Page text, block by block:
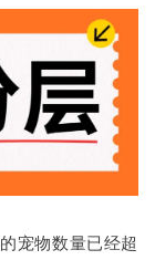
宠物数量已经超